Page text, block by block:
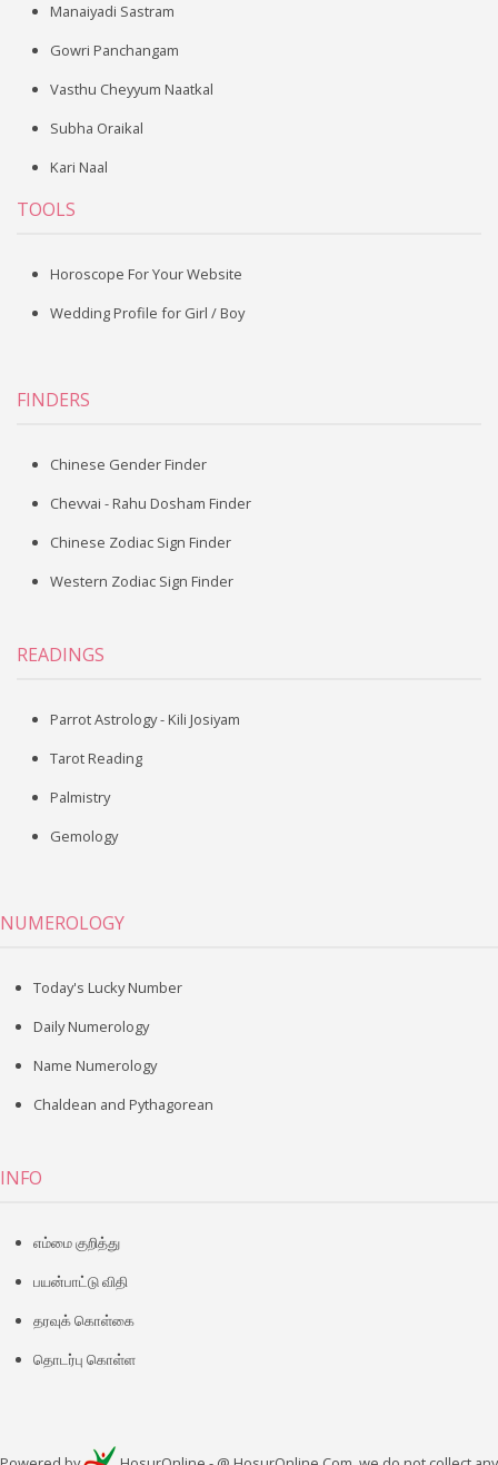
Manaiyadi Sastram
Gowri Panchangam
Vasthu Cheyyum Naatkal
Subha Oraikal
Kari Naal
TOOLS
Horoscope For Your Website
Wedding Profile for Girl / Boy
FINDERS
Chinese Gender Finder
Chevvai - Rahu Dosham Finder
Chinese Zodiac Sign Finder
Western Zodiac Sign Finder
READINGS
Parrot Astrology - Kili Josiyam
Tarot Reading
Palmistry
Gemology
NUMEROLOGY
Today's Lucky Number
Daily Numerology
Name Numerology
Chaldean and Pythagorean
INFO
எம்மை குறித்து
பயன்பாட்டு விதி
தரவுக் கொள்கை
தொடர்பு கொள்ள